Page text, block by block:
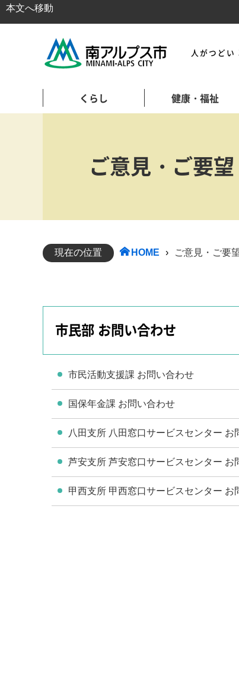
本文へ移動
人がつどい
くらし 健康・福祉
ご意見・ご要望
現在の位置 HOME › ご意見・ご要
市民部 お問い合わせ
市民活動支援課 お問い合わせ
国保年金課 お問い合わせ
八田支所 八田窓口サービスセンター お
芦安支所 芦安窓口サービスセンター お
甲西支所 甲西窓口サービスセンター お